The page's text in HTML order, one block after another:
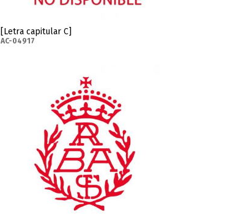
[Letra capitular C]
AC-04917